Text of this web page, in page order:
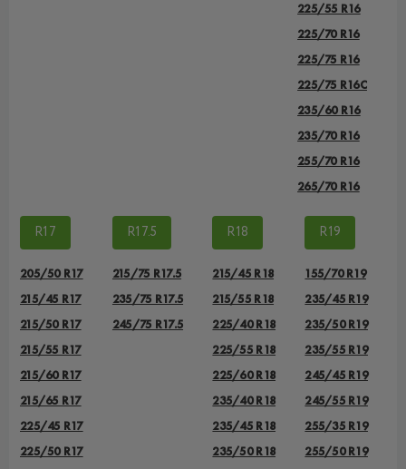
225/55 R16
225/70 R16
225/75 R16
225/75 R16C
235/60 R16
235/70 R16
255/70 R16
265/70 R16
R17
205/50 R17
215/45 R17
215/50 R17
215/55 R17
215/60 R17
215/65 R17
225/45 R17
225/50 R17
R17.5
215/75 R17.5
235/75 R17.5
245/75 R17.5
R18
215/45 R18
215/55 R18
225/40 R18
225/55 R18
225/60 R18
235/40 R18
235/45 R18
235/50 R18
R19
155/70 R19
235/45 R19
235/50 R19
235/55 R19
245/45 R19
245/55 R19
255/35 R19
255/50 R19